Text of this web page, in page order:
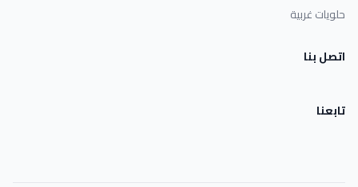
حلويات غربية
اتصل بنا
تابعنا